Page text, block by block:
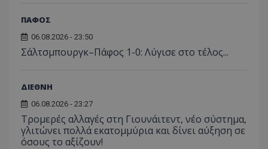
ΠΑΦΟΣ
06.08.2026 - 23:50
Σάλτσμπουργκ–Πάφος 1-0: Λύγισε στο τέλος...
ΔΙΕΘΝΗ
06.08.2026 - 23:27
Τρομερές αλλαγές στη Γιουνάιτεντ, νέο σύστημα,
γλιτώνει πολλά εκατομμύρια και δίνει αύξηση σε
όσους το αξίζουν!